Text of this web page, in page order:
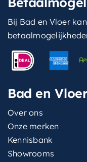
Bij Bad en Vloer
Bad en
Over ons
Onze merken
Kennisbank
Showrooms